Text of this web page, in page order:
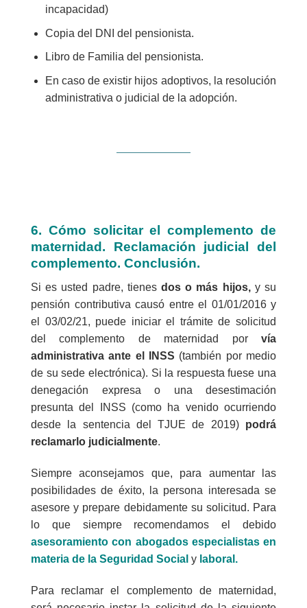
incapacidad)
Copia del DNI del pensionista.
Libro de Familia del pensionista.
En caso de existir hijos adoptivos, la resolución
administrativa o judicial de la adopción.
6. Cómo solicitar elcomplemento de
maternidad. Reclamación judicial del
complemento. Conclusión.
Si es usted padre, tienes dos o más hijos, y su
pensión contributiva causó entre el 01/01/2016 y
el 03/02/21, puede iniciar el trámite de solicitud
del complemento de maternidad por vía
administrativa ante el INSS (también por medio
de su sede electrónica). Si la respuesta fuese una
denegación expresa o una desestimación
presunta del INSS (como ha venido ocurriendo
desde la sentencia del TJUE de 2019) podrá
reclamarlo judicialmente.
Siempre aconsejamos que, para aumentar las
posibilidades de éxito, la persona interesada se
asesore y prepare debidamente su solicitud. Para
lo que siempre recomendamos el debido
asesoramiento con abogados especialistas en
materia de la Seguridad Social y laboral.
Para reclamar el complemento de maternidad,